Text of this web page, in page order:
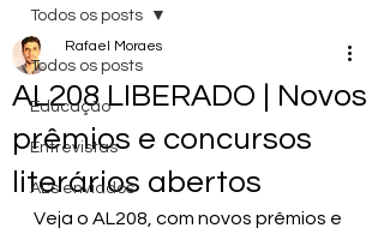
Todos os posts
Educação
Entrevistas
AL's enviados
Todos os posts
AL208 LIBERADO | Novos
prêmios e concursos
literários abertos
Rafael Moraes
Veja o AL208, com novos prêmios e